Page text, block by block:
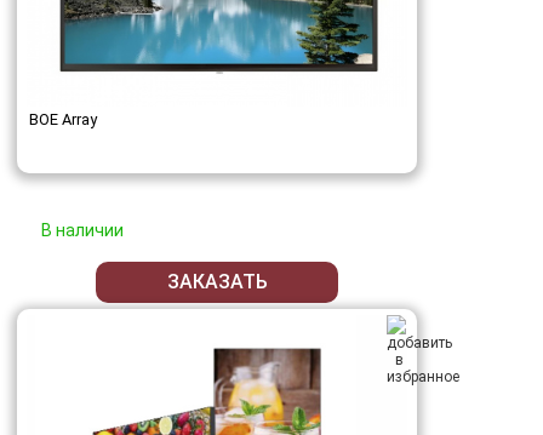
BOE Array
В наличии
ЗАКАЗАТЬ